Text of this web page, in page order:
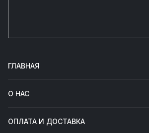
ГЛАВНАЯ
О НАС
ОПЛАТА И ДОСТАВКА